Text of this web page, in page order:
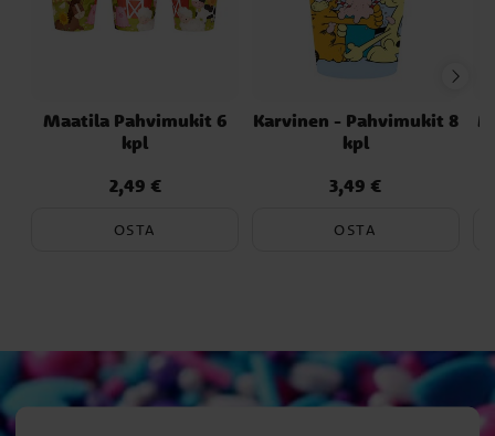
Maatila Pahvimukit 6
kpl
Hinta:2,49 €
2,49 €
OSTA
Karvinen - Pahvimukit 8
kpl
Hinta:3,49 €
3,49 €
OSTA